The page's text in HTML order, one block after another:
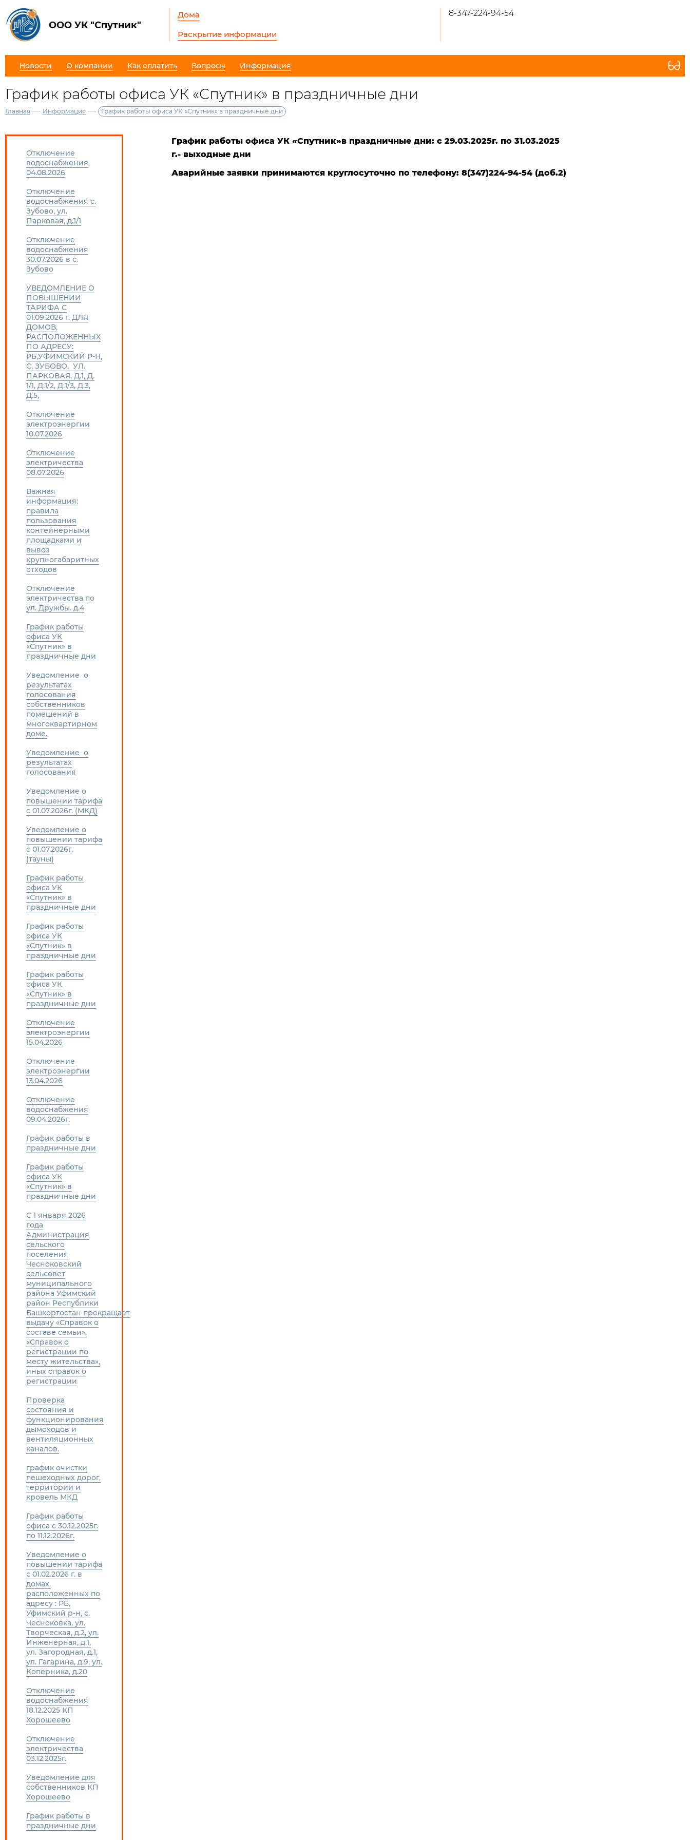
ООО УК "Спутник"
Дома
Раскрытие информации
8-347-224-94-54
Новости О компании Как оплатить Вопросы Информация
График работы офиса УК «Спутник» в праздничные дни
Главная — Информация — График работы офиса УК «Спутник» в праздничные дни
Отключение
водоснабжения
04.08.2026
Отключение
водоснабжения с.
Зубово, ул.
Парковая, д.1/1
Отключение
водоснабжения
30.07.2026 в с.
Зубово
УВЕДОМЛЕНИЕ О
ПОВЫШЕНИИ
ТАРИФА С
01.09.2026 г. ДЛЯ
ДОМОВ,
РАСПОЛОЖЕННЫХ
ПО АДРЕСУ:
РБ,УФИМСКИЙ Р-Н,
С. ЗУБОВО, УЛ.
ПАРКОВАЯ, Д.1, Д.
1/1, Д.1/2, Д.1/3, Д.3,
Д.5,
Отключение
электроэнергии
10.07.2026
Отключение
электричества
08.07.2026
Важная
информация:
правила
пользования
контейнерными
площадками и
вывоз
крупногабаритных
отходов
Отключение
электричества по
ул. Дружбы. д.4
График работы
офиса УК
«Спутник» в
праздничные дни
Уведомление о
результатах
голосования
собственников
помещений в
многоквартирном
доме.
Уведомление о
результатах
голосования
Уведомление о
повышении тарифа
с 01.07.2026г. (МКД)
Уведомление о
повышении тарифа
с 01.07.2026г.
(тауны)
График работы
офиса УК
«Спутник» в
праздничные дни
График работы
офиса УК
«Спутник» в
праздничные дни
График работы
офиса УК
«Спутник» в
праздничные дни
Отключение
электроэнергии
15.04.2026
Отключение
электроэнергии
13.04.2026
Отключение
водоснабжения
09.04.2026г.
График работы в
праздничные дни
График работы
офиса УК
«Спутник» в
праздничные дни
С 1 января 2026
года
Администрация
сельского
поселения
Чесноковский
сельсовет
муниципального
района Уфимский
район Республики
Башкортостан прекращает
выдачу «Справок о
составе семьи»,
«Справок о
регистрации по
месту жительства»,
иных справок о
регистрации
Проверка
состояния и
функционирования
дымоходов и
вентиляционных
каналов.
график очистки
пешеходных дорог,
территории и
кровель МКД
График работы
офиса с 30.12.2025г.
по 11.12.2026г.
Уведомление о
повышении тарифа
с 01.02.2026 г. в
домах,
расположенных по
адресу : РБ,
Уфимский р-н, с.
Чесноковка, ул.
Творческая, д.2, ул.
Инженерная, д.1,
ул. Загородная, д.1,
ул. Гагарина, д.9, ул.
Коперника, д.20
Отключение
водоснабжения
18.12.2025 КП
Хорошеево
Отключение
электричества
03.12.2025г.
Уведомление для
собственников КП
Хорошеево
График работы в
праздничные дни
График работы офиса УК «Спутник»в праздничные дни: с 29.03.2025г. по 31.03.2025
г.- выходные дни
Аварийные заявки принимаются круглосуточно по телефону: 8(347)224-94-54 (доб.2)